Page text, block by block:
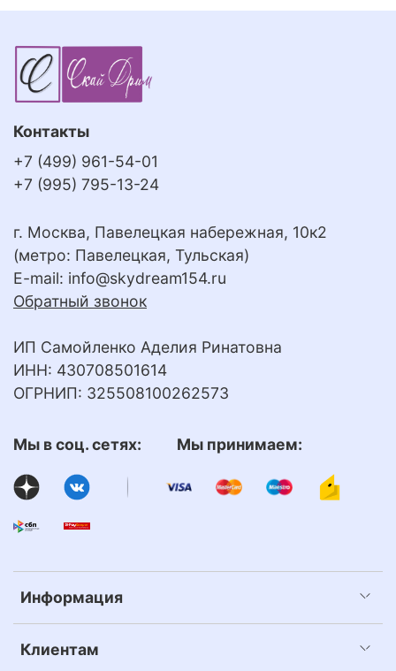
Информация
Клиентам
Контакты
+7 (499) 961-54-01
+7 (995) 795-13-24
г. Москва, Павелецкая набережная, 10к2
(метро: Павелецкая, Тульская)
E-mail: info@skydream154.ru
Обратный звонок
ИП Самойленко Аделия Ринатовна
ИНН: 430708501614
ОГРНИП: 325508100262573
Мы в соц. сетях: Мы принимаем: